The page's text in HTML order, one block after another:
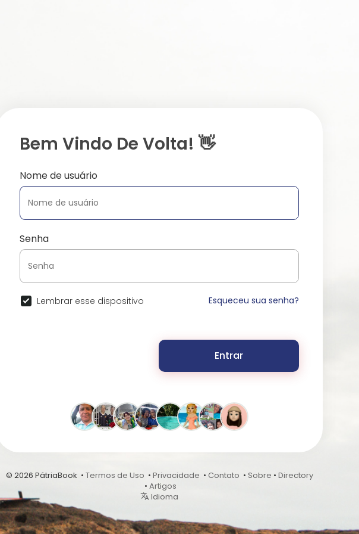
Bem Vindo De Volta! 👋
Nome de usuário
Senha
Lembrar esse dispositivo Esqueceu sua senha?
Entrar
© 2026 PátriaBook • Termos de Uso • Privacidade • Contato • Sobre • Directory
• Artigos
Idioma